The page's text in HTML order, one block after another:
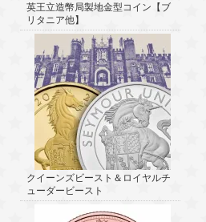
英王立造幣局製地金型コイン【ブ
リタニア他】
クイーンズビースト＆ロイヤルチ
ューダービースト